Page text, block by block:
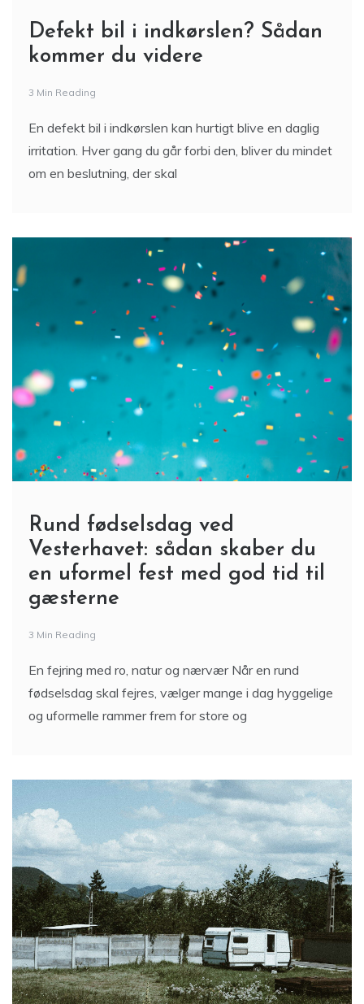
Defekt bil i indkørslen? Sådan
kommer du videre
3 Min Reading
En defekt bil i indkørslen kan hurtigt blive en daglig
irritation. Hver gang du går forbi den, bliver du mindet
om en beslutning, der skal
Rund fødselsdag ved
Vesterhavet: sådan skaber du
en uformel fest med god tid til
gæsterne
3 Min Reading
En fejring med ro, natur og nærvær Når en rund
fødselsdag skal fejres, vælger mange i dag hyggelige
og uformelle rammer frem for store og